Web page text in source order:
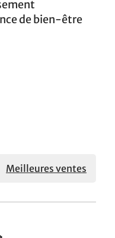
de bien-être
Meilleures ventes